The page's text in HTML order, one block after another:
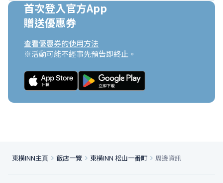
首次登入官方App
贈送優惠券
查看優惠券的使用方法
※活動可能不經事先預告即終止。
東橫INN主頁 飯店一覽 東橫INN 松山一番町 周邊資訊